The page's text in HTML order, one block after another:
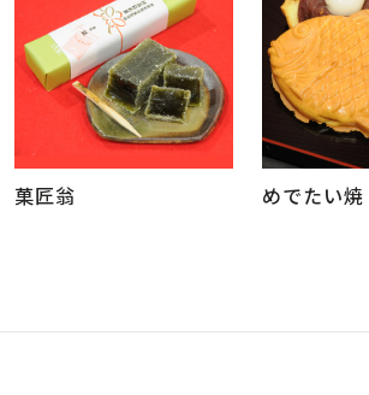
菓匠翁 めでたい焼